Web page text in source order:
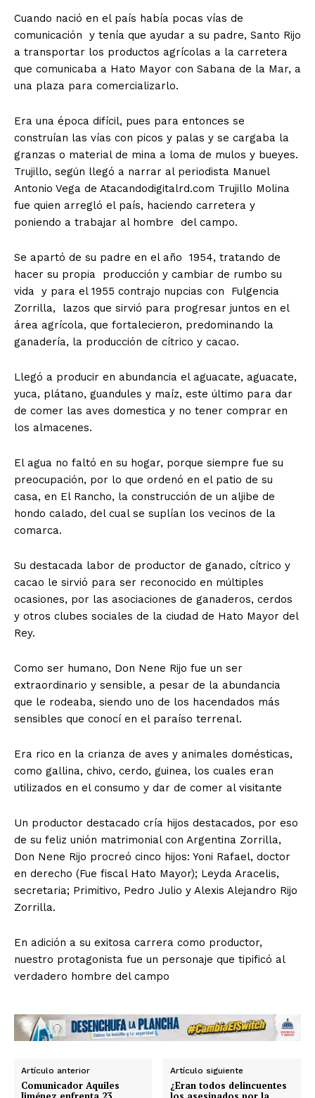
Cuando nació en el país había pocas vías de
comunicación y tenía que ayudar a su padre, Santo Rijo
a transportar los productos agrícolas a la carretera
que comunicaba a Hato Mayor con Sabana de la Mar, a
una plaza para comercializarlo.
Era una época difícil, pues para entonces se
construían las vías con picos y palas y se cargaba la
granzas o material de mina a loma de mulos y bueyes.
Trujillo, según llegó a narrar al periodista Manuel
Antonio Vega de Atacandodigitalrd.com Trujillo Molina
fue quien arregló el país, haciendo carretera y
poniendo a trabajar al hombre del campo.
Se apartó de su padre en el año 1954, tratando de
hacer su propia producción y cambiar de rumbo su
vida y para el 1955 contrajo nupcias con Fulgencia
Zorrilla, lazos que sirvió para progresar juntos en el
área agrícola, que fortalecieron, predominando la
ganadería, la producción de cítrico y cacao.
Llegó a producir en abundancia el aguacate, aguacate,
yuca, plátano, guandules y maíz, este último para dar
de comer las aves domestica y no tener comprar en
los almacenes.
El agua no faltó en su hogar, porque siempre fue su
preocupación, por lo que ordenó en el patio de su
casa, en El Rancho, la construcción de un aljibe de
hondo calado, del cual se suplían los vecinos de la
comarca.
Su destacada labor de productor de ganado, cítrico y
cacao le sirvió para ser reconocido en múltiples
ocasiones, por las asociaciones de ganaderos, cerdos
y otros clubes sociales de la ciudad de Hato Mayor del
Rey.
Como ser humano, Don Nene Rijo fue un ser
extraordinario y sensible, a pesar de la abundancia
que le rodeaba, siendo uno de los hacendados más
sensibles que conocí en el paraíso terrenal.
Era rico en la crianza de aves y animales domésticas,
como gallina, chivo, cerdo, guinea, los cuales eran
utilizados en el consumo y dar de comer al visitante
Un productor destacado cría hijos destacados, por eso
de su feliz unión matrimonial con Argentina Zorrilla,
Don Nene Rijo procreó cinco hijos: Yoni Rafael, doctor
en derecho (Fue fiscal Hato Mayor); Leyda Aracelis,
secretaria; Primitivo, Pedro Julio y Alexis Alejandro Rijo
Zorrilla.
En adición a su exitosa carrera como productor,
nuestro protagonista fue un personaje que tipificó al
verdadero hombre del campo
Artículo anterior
Comunicador Aquiles
Artículo siguiente
¿Eran todos delincuentes